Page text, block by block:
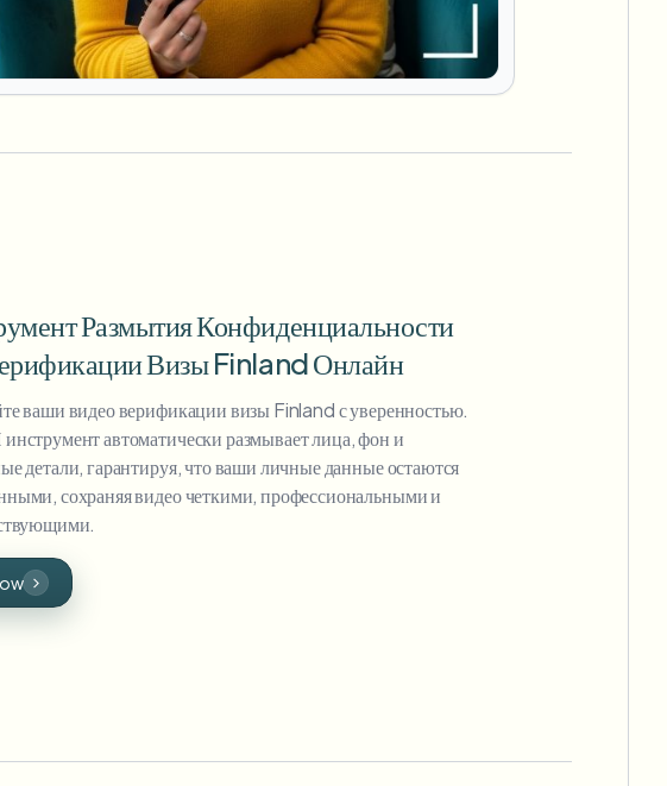
Размытия Конфиденциальности
Визы Finland Онлайн
ваши видео верификации визы Finland с уверенностью.
автоматически размывает лица, фон и
детали, гарантируя, что ваши личные данные остаются
сохраняя видео четкими, профессиональными и